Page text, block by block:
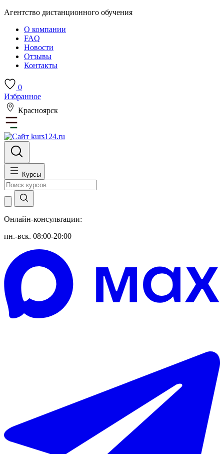
Агентство дистанционного обучения
О компании
FAQ
Новости
Отзывы
Контакты
0
Избранное
Красноярск
Курсы
Онлайн-консультации:
пн.-вск. 08:00-20:00